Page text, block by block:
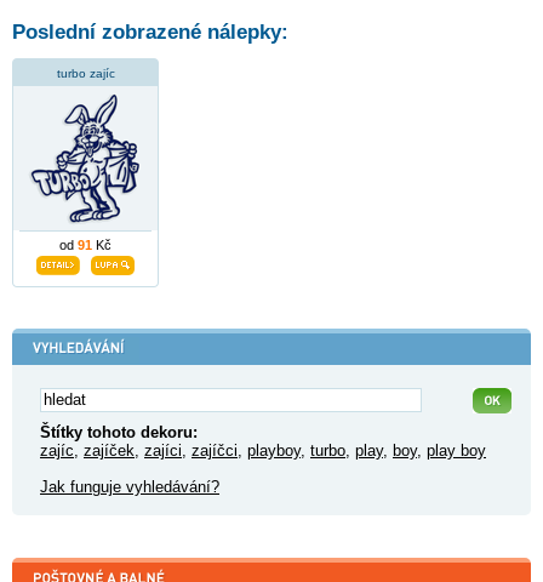
Poslední zobrazené nálepky:
turbo zajíc
od 91 Kč
Štítky tohoto dekoru:
zajíc zajíček zajíci zajíčci playboy, turbo play, boy, play boy
Jak funguje vyhledávání?